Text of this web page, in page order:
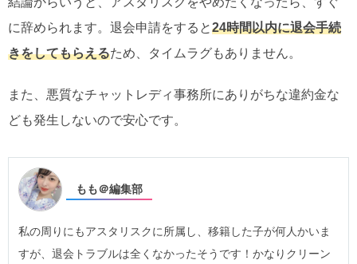
に辞められます。退会申請をすると24時間以内に退会手続
きをしてもらえるため、タイムラグもありません。
また、悪質なチャットレディ事務所にありがちな違約金な
ども発生しないので安心です。
もも＠編集部
私の周りにもアスタリスクに所属し、移籍した子が何人かいま
すが、退会トラブルは全くなかったそうです！かなりクリーン